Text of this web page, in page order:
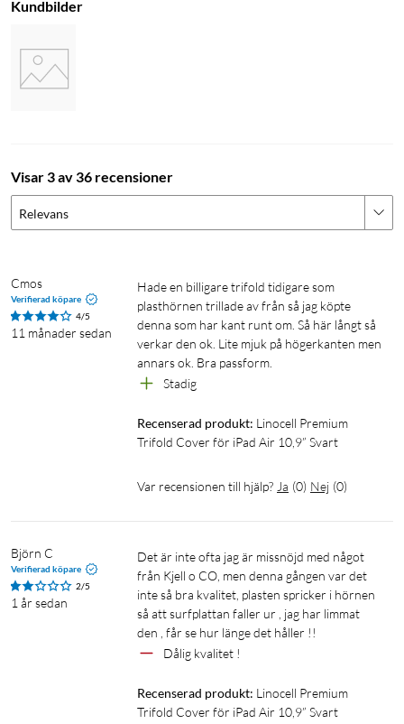
Kundbilder
Visar 3 av 36 recensioner
Relevans
Cmos
Verifierad köpare
4/5
11 månader sedan
Hade en billigare trifold tidigare som
plasthörnen trillade av från så jag köpte
denna som har kant runt om. Så här långt så
verkar den ok. Lite mjuk på högerkanten men
annars ok. Bra passform.
Stadig
Recenserad produkt: Linocell Premium
Trifold Cover för iPad Air 10,9” Svart
Var recensionen till hjälp? Ja (0) Nej (0)
Björn C
Verifierad köpare
2/5
1 år sedan
Det är inte ofta jag är missnöjd med något
från Kjell o CO, men denna gången var det
inte så bra kvalitet, plasten spricker i hörnen
så att surfplattan faller ur , jag har limmat
Dålig kvalitet !
Recenserad produkt: Linocell Premium
Trifold Cover för iPad Air 10,9” Svart